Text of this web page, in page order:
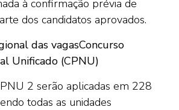
à confirmação prévia de
dos candidatos aprovados.
das vagasConcurso
Unificado (CPNU)
2 serão aplicadas em 228
todas as unidades